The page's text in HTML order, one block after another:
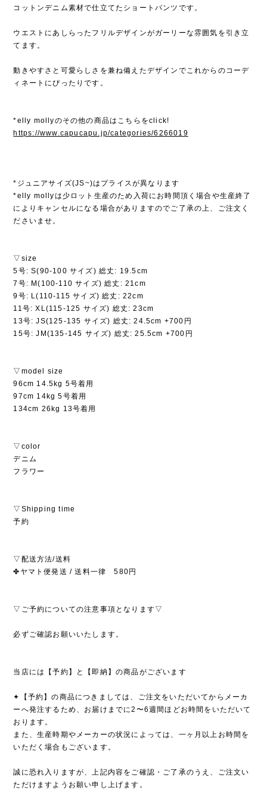
コットンデニム素材で仕立てたショートパンツです。
ウエストにあしらったフリルデザインがガーリーな雰囲気を引き立
てます。
動きやすさと可愛らしさを兼ね備えたデザインでこれからのコーデ
ィネートにぴったりです。
*elly mollyのその他の商品はこちらをclick!
https://www.capucapu.jp/categories/6266019
*ジュニアサイズ(JS~)はプライスが異なります
*elly mollyは少ロット生産のため入荷にお時間頂く場合や生産終了
によりキャンセルになる場合がありますのでご了承の上、ご注文く
ださいませ。
▽size
5号: S(90-100 サイズ) 総丈: 19.5cm
7号: M(100-110 サイズ) 総丈: 21cm
9号: L(110-115 サイズ) 総丈: 22cm
11号: XL(115-125 サイズ) 総丈: 23cm
13号: JS(125-135 サイズ) 総丈: 24.5cm +700円
15号: JM(135-145 サイズ) 総丈: 25.5cm +700円
▽model size
96cm 14.5kg 5号着用
97cm 14kg 5号着用
134cm 26kg 13号着用
▽color
デニム
フラワー
▽Shipping time
予約
▽配送方法/送料
✤ヤマト便発送 / 送料一律 580円
▽ご予約についての注意事項となります▽
必ずご確認お願いいたします。
当店には【予約】と【即納】の商品がございます
✦【予約】の商品につきましては、ご注文をいただいてからメーカ
ーへ発注するため、お届けまでに2〜6週間ほどお時間をいただいて
おります。
また、生産時期やメーカーの状況によっては、一ヶ月以上お時間を
いただく場合もございます。
誠に恐れ入りますが、上記内容をご確認・ご了承のうえ、ご注文い
ただけますようお願い申し上げます。